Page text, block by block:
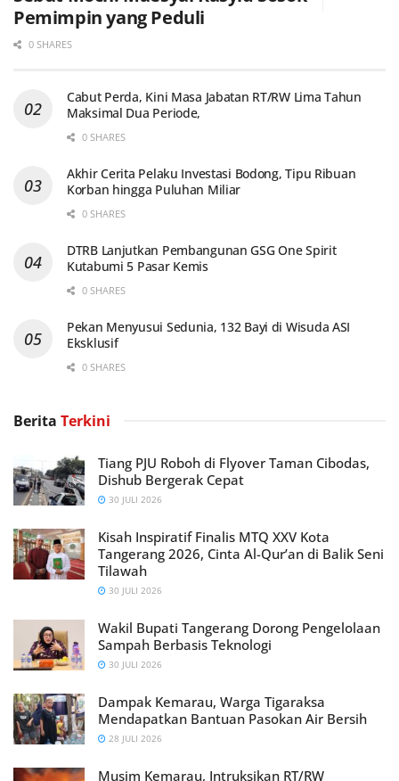
Pemimpin yang Peduli
0 SHARES
Cabut Perda, Kini Masa Jabatan RT/RW Lima Tahun
Maksimal Dua Periode,
0 SHARES
Akhir Cerita Pelaku Investasi Bodong, Tipu Ribuan
Korban hingga Puluhan Miliar
0 SHARES
DTRB Lanjutkan Pembangunan GSG One Spirit
Kutabumi 5 Pasar Kemis
0 SHARES
Pekan Menyusui Sedunia, 132 Bayi di Wisuda ASI
Eksklusif
0 SHARES
Berita Terkini
Tiang PJU Roboh di Flyover Taman Cibodas,
Dishub Bergerak Cepat
30 JULI 2026
Kisah Inspiratif Finalis MTQ XXV Kota
Tangerang 2026, Cinta Al-Qur’an di Balik Seni
Tilawah
30 JULI 2026
Wakil Bupati Tangerang Dorong Pengelolaan
Sampah Berbasis Teknologi
30 JULI 2026
Dampak Kemarau, Warga Tigaraksa
Mendapatkan Bantuan Pasokan Air Bersih
28 JULI 2026
Musim Kemarau, Intruksikan RT/RW